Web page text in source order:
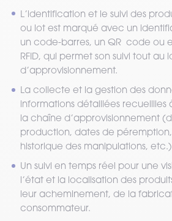
L’identification et le suivi des
ou lot est marqué avec un
un code-barres, un QR code ou
RFID, qui permet son suivi tout au
d’approvisionnement.
La collecte et la gestion des
informations détaillées
la chaîne d’approvisionnement
production, dates de
historique des manipulations,
Un suivi en temps réel pour une
l’état et la localisation des
leur acheminement, de la
consommateur.